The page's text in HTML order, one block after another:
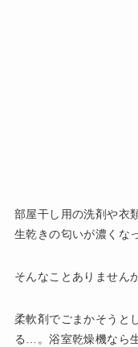
部屋干し用の洗剤や衣
生乾きの匂いが濃くな
そんなことありません
柔軟剤でごまかそうと
る…。浴室乾燥機なら